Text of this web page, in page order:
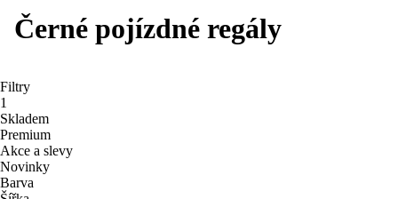
Černé pojízdné regály
Filtry
1
Skladem
Premium
Akce a slevy
Novinky
Barva